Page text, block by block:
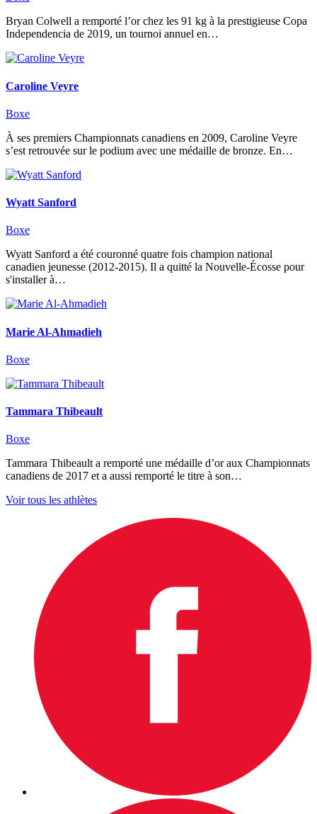
Bryan Colwell a remporté l’or chez les 91 kg à la prestigieuse Copa
Independencia de 2019, un tournoi annuel en…
Caroline Veyre
Boxe
À ses premiers Championnats canadiens en 2009, Caroline Veyre
s’est retrouvée sur le podium avec une médaille de bronze. En…
Wyatt Sanford
Boxe
Wyatt Sanford a été couronné quatre fois champion national
canadien jeunesse (2012-2015). Il a quitté la Nouvelle-Écosse pour
s'installer à…
Marie Al-Ahmadieh
Boxe
Tammara Thibeault
Boxe
Tammara Thibeault a remporté une médaille d’or aux Championnats
canadiens de 2017 et a aussi remporté le titre à son…
Voir tous les athlètes